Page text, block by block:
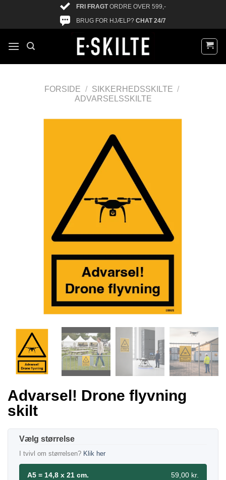
FRI FRAGTORDRE OVER 599,-
BRUG FOR HJÆLP? CHAT 24/7
FORSIDE / SIKKERHEDSSKILTE /
ADVARSELSSKILTE
Advarsel! Drone flyvning
skilt
størrelse
I tvivl om størrelsen? Klik her
A5 = 14,8 x 21 cm. 59,00 kr.